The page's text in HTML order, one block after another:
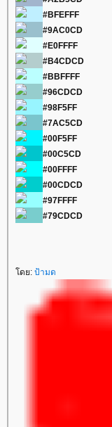
#BFEFFF
#9AC0CD
#E0FFFF
#B4CDCD
#BBFFFF
#96CDCD
#98F5FF
#7AC5CD
#00F5FF
#00C5CD
#00FFFF
#00CDCD
#97FFFF
#79CDCD
ดย: ป้ามด